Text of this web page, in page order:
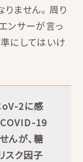
ません。周り
ンサーが言っ
にしてはいけ
2に感
COVID-19
んが、糖
スク因子